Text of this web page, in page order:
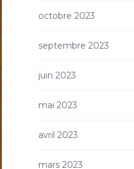
octobre 2023
septembre 2023
juin 2023
mai 2023
avril 2023
mars 2023